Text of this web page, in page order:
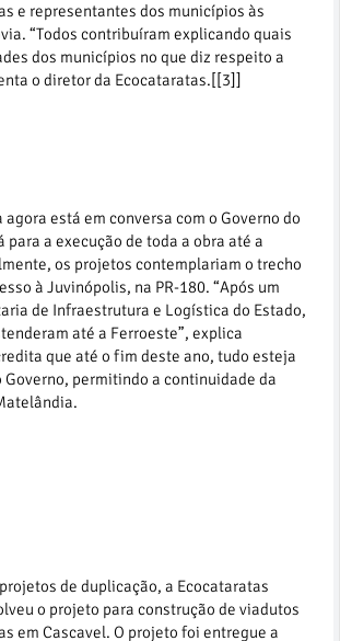
e representantes dos municípios às
“Todos contribuíram explicando quais
dos municípios no que diz respeito a
o diretor da Ecocataratas.[[3]]
está em conversa com o Governo do
para a execução de toda a obra até a
os projetos contemplariam o trecho
à Juvinópolis, na PR-180. “Após um
de Infraestrutura e Logística do Estado,
até a Ferroeste”, explica
que até o fim deste ano, tudo esteja
Governo, permitindo a continuidade da
de duplicação, a Ecocataratas
o projeto para construção de viadutos
em Cascavel. O projeto foi entregue a